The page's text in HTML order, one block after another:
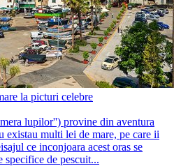
la picturi celebre
lupilor'') provine din aventura
multi lei de mare, pe care ii
ce inconjoara acest oras se
specifice de pescuit...